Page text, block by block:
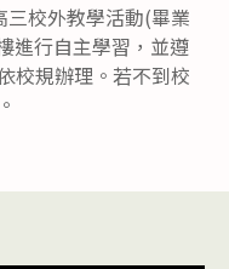
校外教學活動(畢業
進行自主學習，並遵
校規辦理。若不到校